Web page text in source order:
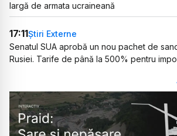
largă de armata ucraineană
17:11Știri Externe
Senatul SUA aprobă un nou pachet de
Rusiei. Tarife de până la 500% pentru